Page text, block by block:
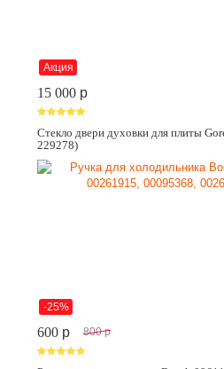
Акция
15 000 p
Стекло двери духовки для плиты
229278)
-25%
600 p 800 p